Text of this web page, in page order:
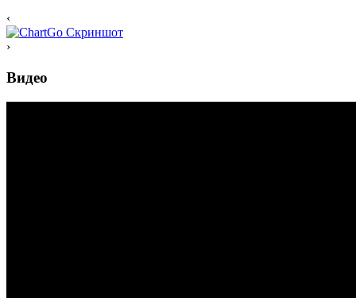
‹
›
Видео